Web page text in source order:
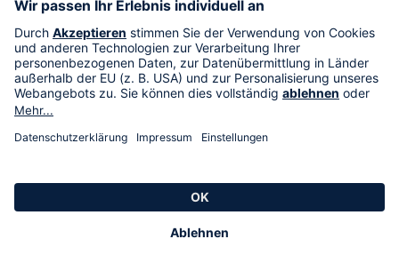
Im TV
HSE International